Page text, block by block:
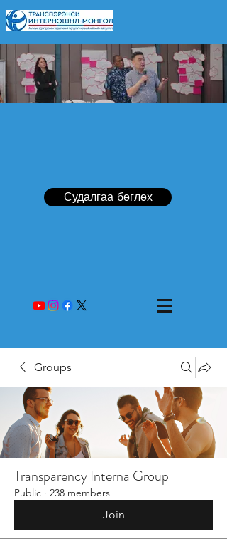
Судалгаа бөглөх
Groups
Transparency Interna Group
Public · 238 members
Join